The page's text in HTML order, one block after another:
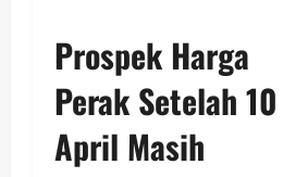
Prospek Harga
Perak Setelah 10
April Masih